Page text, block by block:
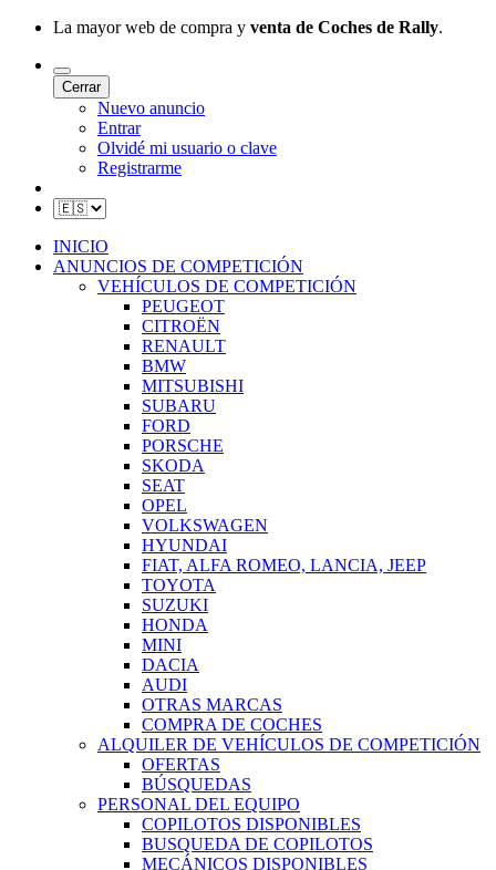
La mayor web de compra y venta de Coches de Rally.
Cerrar
Nuevo anuncio
Entrar
Olvidé mi usuario o clave
Registrarme
INICIO
ANUNCIOS DE COMPETICIÓN
VEHÍCULOS DE COMPETICIÓN
PEUGEOT
CITROËN
RENAULT
BMW
MITSUBISHI
SUBARU
FORD
PORSCHE
SKODA
SEAT
OPEL
VOLKSWAGEN
HYUNDAI
FIAT, ALFA ROMEO, LANCIA, JEEP
TOYOTA
SUZUKI
HONDA
MINI
DACIA
AUDI
OTRAS MARCAS
COMPRA DE COCHES
ALQUILER DE VEHÍCULOS DE COMPETICIÓN
OFERTAS
BÚSQUEDAS
PERSONAL DEL EQUIPO
COPILOTOS DISPONIBLES
BUSQUEDA DE COPILOTOS
MECÁNICOS DISPONIBLES